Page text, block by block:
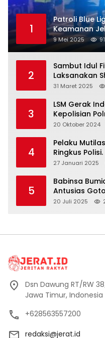
1
Patroli Blue
Keamanan
9 Mei 2025
2
Sambut Idul
Laksanakan
Halalbihalal
31 Maret 2025
3
LSM Gerak
Kepolisian
Polri” Harus
20 Oktober 2024
4
Pelaku
Ringkus Polisi.
27 Januari 2025
5
Babinsa
Antusias
Dusun
20 Juli 2025
Dsn Dawung RT/RW
Jawa Timur, Indonesia
+628563557200
redaksi@jerat.id